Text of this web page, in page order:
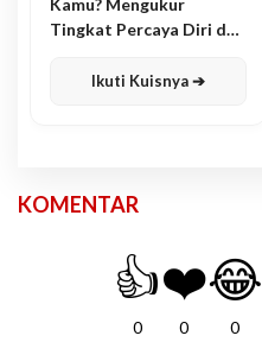
Kamu? Mengukur
Tingkat Percaya Diri dan
Ikuti Kuisnya ➔
KOMENTAR
👍
0
❤️
0
😂
0